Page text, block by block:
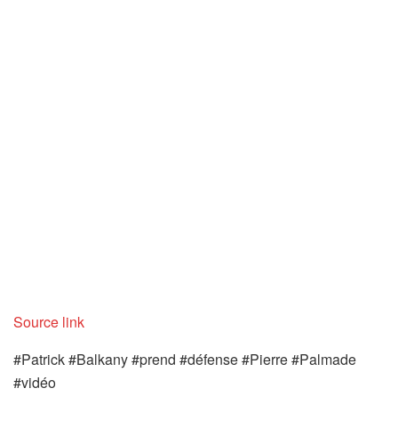
Source link
#Patrick #Balkany #prend #défense #Pierre #Palmade
#vidéo